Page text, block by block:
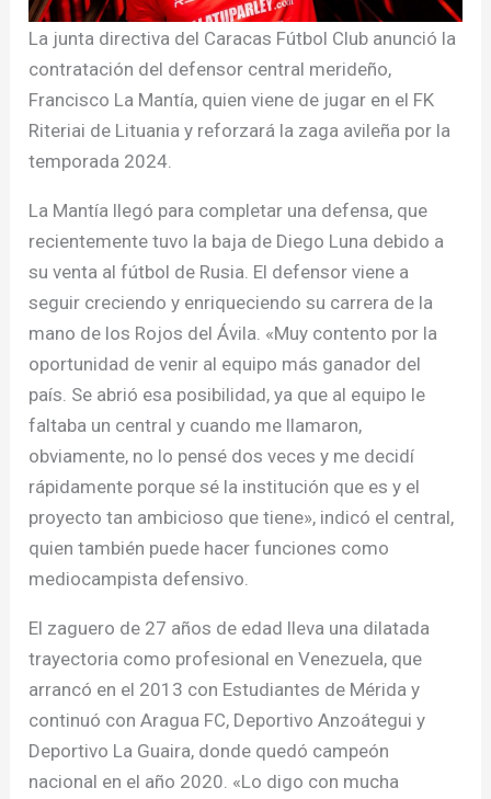
La junta directiva del Caracas Fútbol Club anunció la
contratación del defensor central merideño,
Francisco La Mantía, quien viene de jugar en el FK
Riteriai de Lituania y reforzará la zaga avileña por la
temporada 2024.
La Mantía llegó para completar una defensa, que
recientemente tuvo la baja de Diego Luna debido a
su venta al fútbol de Rusia. El defensor viene a
seguir creciendo y enriqueciendo su carrera de la
mano de los Rojos del Ávila. «Muy contento por la
oportunidad de venir al equipo más ganador del
país. Se abrió esa posibilidad, ya que al equipo le
faltaba un central y cuando me llamaron,
obviamente, no lo pensé dos veces y me decidí
rápidamente porque sé la institución que es y el
proyecto tan ambicioso que tiene», indicó el central,
quien también puede hacer funciones como
mediocampista defensivo.
El zaguero de 27 años de edad lleva una dilatada
trayectoria como profesional en Venezuela, que
arrancó en el 2013 con Estudiantes de Mérida y
continuó con Aragua FC, Deportivo Anzoátegui y
Deportivo La Guaira, donde quedó campeón
nacional en el año 2020. «Lo digo con mucha